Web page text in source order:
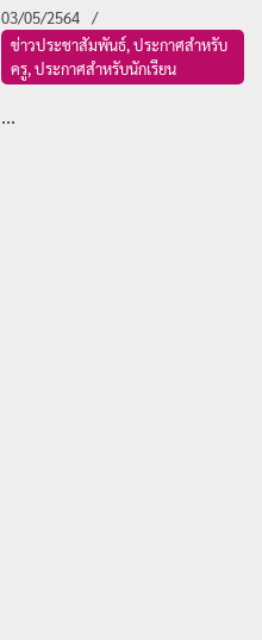
03/05/2564
ข่าวประชาสัมพันธ์,ประกาศสำหรับ
ครู,ประกาศสำหรับนักเรียน
...